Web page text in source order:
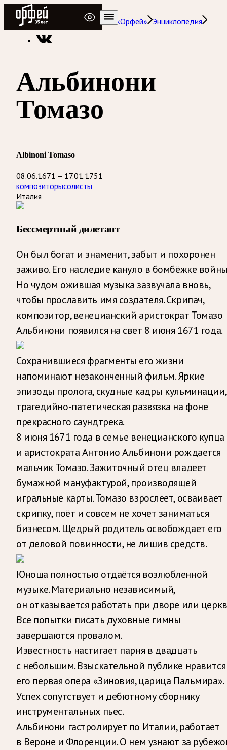
Радио Орфей
Радио классической музыки «Орфей» Энциклопедия
Альбинони
Томазо
Albinoni Tomaso
08.06.1671 – 17.01.1751
композиторысолисты
Италия
Бессмертный дилетант
Он был богат и знаменит, забыт и похоронен
заживо. Его наследие кануло в бомбёжке
Но чудом ожившая музыка зазвучала вновь,
чтобы прославить имя создателя. Скрипач,
композитор, венецианский аристократ Томазо
Альбинони появился на свет 8 июня 1671 года.
Сохранившиеся фрагменты его жизни
напоминают незаконченный фильм. Яркие
эпизоды пролога, скудные кадры кульминации,
трагедийно-патетическая развязка на фоне
прекрасного саундтрека.
8 июня 1671 года в семье венецианского купца
и аристократа Антонио Альбинони рождается
мальчик Томазо. Зажиточный отец владеет
бумажной мануфактурой, производящей
игральные карты. Томазо взрослеет, осваивает
скрипку, поёт и совсем не хочет заниматься
бизнесом. Щедрый родитель освобождает его
от деловой повинности, не лишив средств.
Юноша полностью отдаётся возлюбленной
музыке. Материально независимый,
он отказывается работать при дворе или
Все попытки писать духовные гимны
завершаются провалом.
Известность настигает парня в двадцать
с небольшим. Взыскательной публике нравится
его первая опера «Зиновия, царица Пальмира».
Успех сопутствует и дебютному сборнику
инструментальных пьес.
Альбинони гастролирует по Италии, работает
в Вероне и Флоренции. О нем узнают за